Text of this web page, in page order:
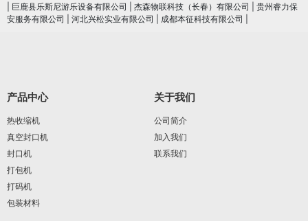
巨鹿县乐斯尼游乐设备有限公司 杰森物联科技（长春）有限公司
贵州睿力保
安服务有限公司
河北兴松实业有限公司 成都本征科技有限公司
产品中心
热收缩机
真空封口机
封口机
打包机
打码机
包装材料
关于我们
公司简介
加入我们
联系我们